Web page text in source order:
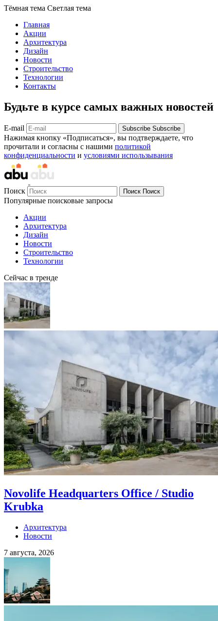
Тёмная тема Светлая тема
Главная
Акции
Архитектура
Дизайн
Новости
Строительство
Технологии
Контакты
Будьте в курсе самых важных новостей
E-mail Subscribe Subscribe
Нажимая кнопку «Подписаться», вы подтверждаете, что
прочитали и согласны с нашими политикой
конфиденциальности и условиями использывания
Поиск Поиск Поиск
Популярные поисковые запросы
Акции
Архитектура
Дизайн
Новости
Строительство
Технологии
Сейчас в тренде
Novolife Headquarters Office / Studio
Krubka
Архитектура
Новости
7 августа, 2026